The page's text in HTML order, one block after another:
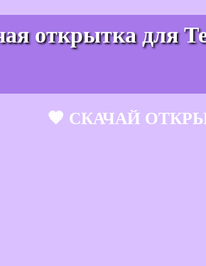
открытка для
🧡 СКАЧАЙ